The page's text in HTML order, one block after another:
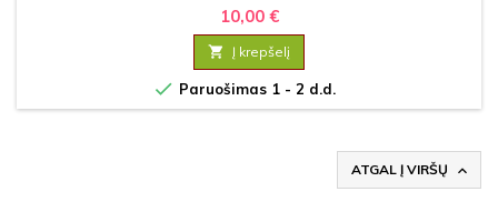
10,00 €
 Į krepšelį
 Paruošimas 1 - 2 d.d.
ATGAL Į VIRŠŲ 